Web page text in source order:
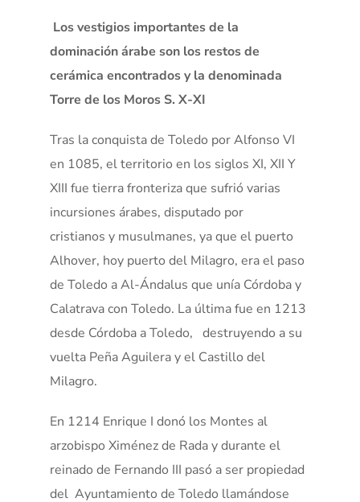
Los vestigios importantes de la
dominación árabe son los restos de
cerámica encontrados y la denominada
Torre de los Moros S. X-XI
Tras la conquista de Toledo por Alfonso VI
en 1085, el territorio en los siglos XI, XII Y
XIII fue tierra fronteriza que sufrió varias
incursiones árabes, disputado por
cristianos y musulmanes, ya que el puerto
Alhover, hoy puerto del Milagro, era el paso
de Toledo a Al-Ándalus que unía Córdoba y
Calatrava con Toledo. La última fue en 1213
desde Córdoba a Toledo, destruyendo a su
vuelta Peña Aguilera y el Castillo del
Milagro.
En 1214 Enrique I donó los Montes al
arzobispo Ximénez de Rada y durante el
reinado de Fernando III pasó a ser propiedad
del Ayuntamiento de Toledo llamándose